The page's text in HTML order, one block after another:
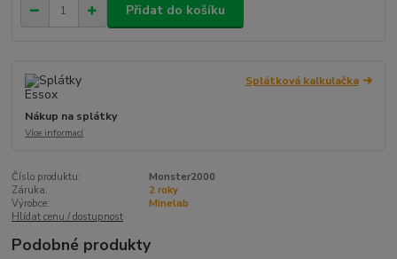
Přidat do košíku
Splátková kalkulačka
Nákup na splátky
Více informací
Číslo produktu:
Monster2000
Záruka:
2 roky
Výrobce:
Minelab
Hlídat cenu / dostupnost
Podobné produkty